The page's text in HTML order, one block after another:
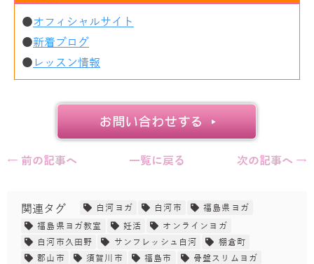
●オフィシャルサイト
●新着ブログ
●レッスン情報
← 前の記事へ 一覧に戻る 次の記事へ →
関連タグ 白河ヨガ 白河市
福島県ヨガ
福島県ヨガ教室
妊活
オンラインヨガ
白河市久田野
サンフレッシュ白河
棚倉町
郡山市
須賀川市 福島市
骨盤スリムヨガ